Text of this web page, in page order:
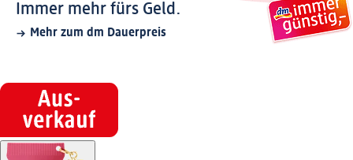
Immer mehr fürs Geld.
Mehr zum dm Dauerpreis